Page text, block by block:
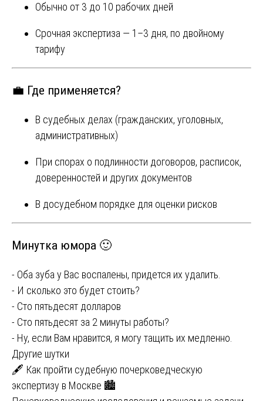
Обычно от 3 до 10 рабочих дней
Срочная экспертиза — 1–3 дня, по двойному
тарифу
💼 Где применяется?
В судебных делах (гражданских, уголовных,
административных)
При спорах о подлинности договоров, расписок,
доверенностей и других документов
В досудебном порядке для оценки рисков
Минутка юмора 🙂
- Оба зуба у Вас воспалены, придется их удалить.
- И сколько это будет стоить?
- Сто пятьдесят долларов
- Сто пятьдесят за 2 минуты работы?
- Ну, если Вам нравится, я могу тащить их медленно.
Другие шутки
Навигация
по
🖋️ Как пройти судебную почерковедческую
экспертизу в Москве 🏙️